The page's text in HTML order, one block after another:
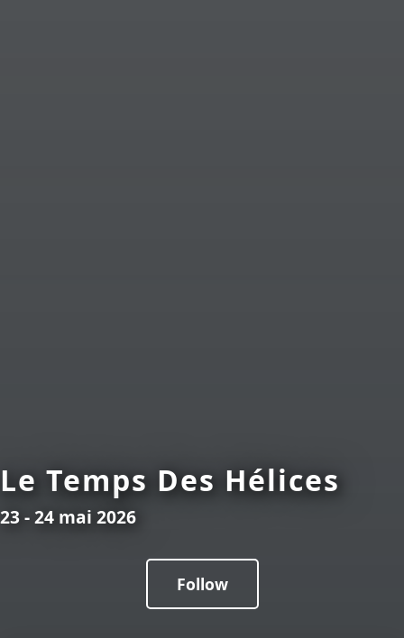
Le Temps Des Hélices
23 - 24 mai 2026
Follow